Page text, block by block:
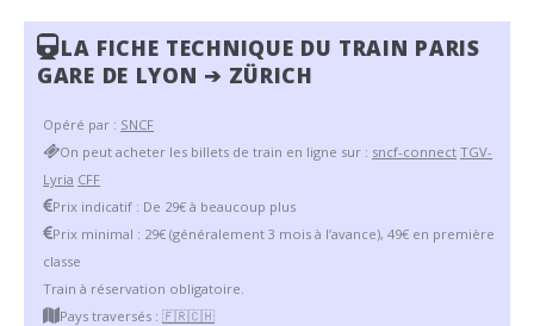
LA FICHE TECHNIQUE DU TRAIN PARIS
GARE DE LYON ➔ ZÜRICH
Opéré par : SNCF
On peut acheter les billets de train en ligne sur : sncf-connect TGV-
Lyria CFF
Prix indicatif : De 29€ à beaucoup plus
Prix minimal : 29€ (généralement 3 mois à l’avance), 49€ en première
classe
Train à réservation obligatoire.
Pays traversés :🇫🇷🇨🇭